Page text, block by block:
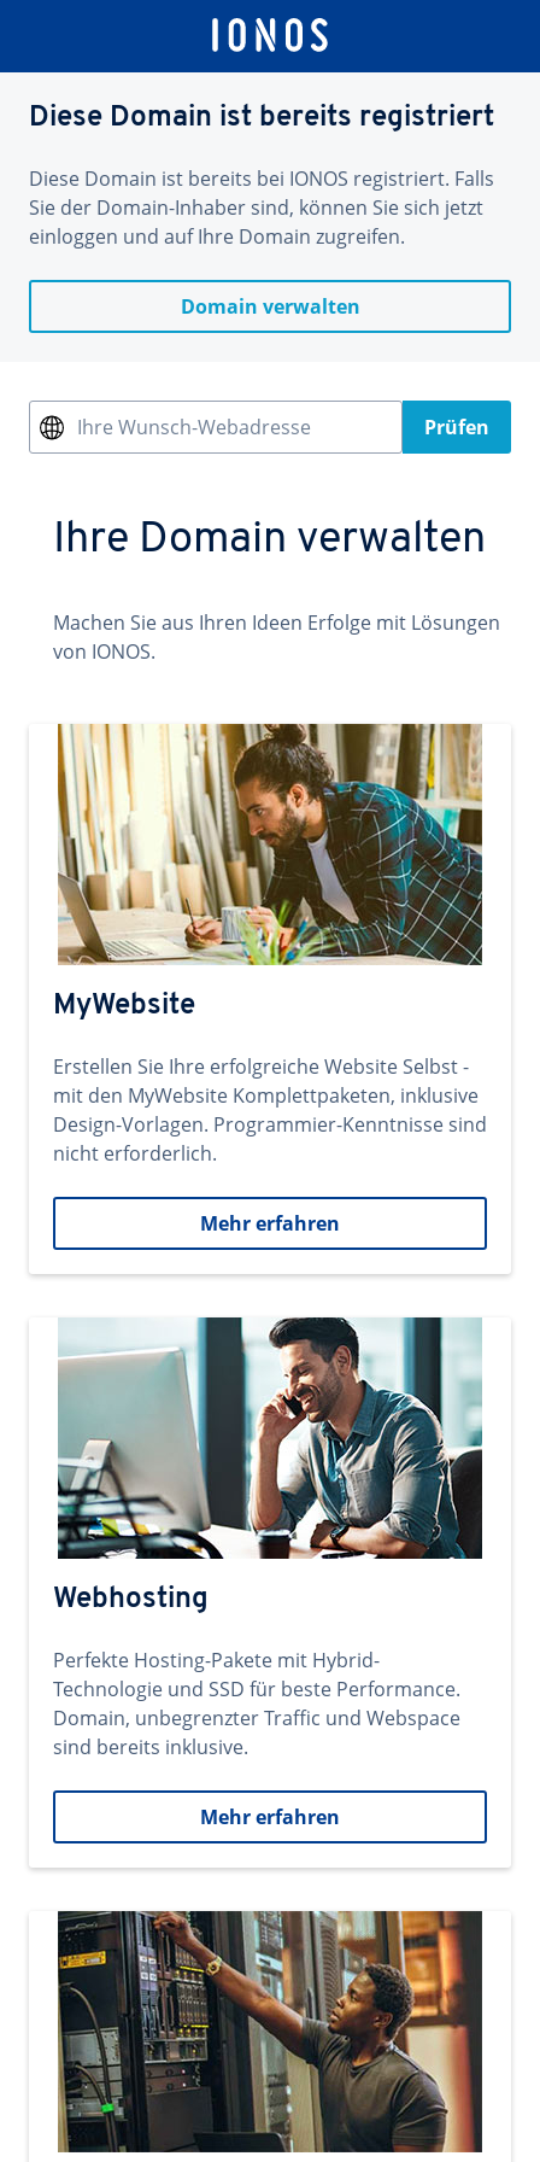
Diese Domain ist bereits registriert
Diese Domain ist bereits bei IONOS registriert. Falls
Sie der Domain-Inhaber sind, können Sie sich jetzt
einloggen und auf Ihre Domain zugreifen.
Domain verwalten
Ihre Wunsch-Webadresse Prüfen
Ihre Domain verwalten
Machen Sie aus Ihren Ideen Erfolge mit Lösungen
von IONOS.
MyWebsite
Erstellen Sie Ihre erfolgreiche Website Selbst -
mit den MyWebsite Komplettpaketen, inklusive
Design-Vorlagen. Programmier-Kenntnisse sind
nicht erforderlich.
Mehr erfahren
Webhosting
Perfekte Hosting-Pakete mit Hybrid-
Technologie und SSD für beste Performance.
Domain, unbegrenzter Traffic und Webspace
sind bereits inklusive.
Mehr erfahren